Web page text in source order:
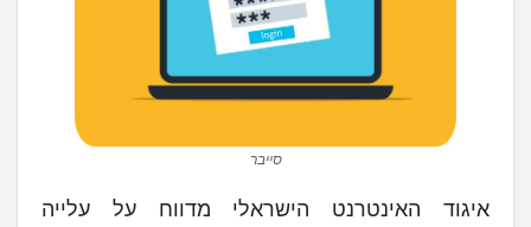
סייבר
איגוד האינטרנט הישראלי מדווח על עלייה